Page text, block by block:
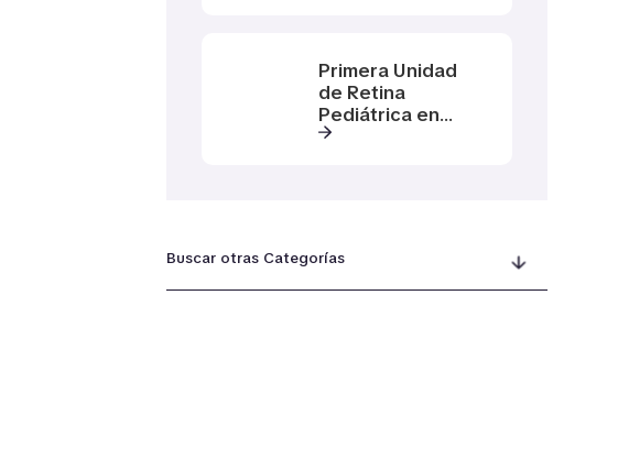
Primera Unidad
de Retina
Pediátrica en
Latinoamérica
Buscar otras Categorías